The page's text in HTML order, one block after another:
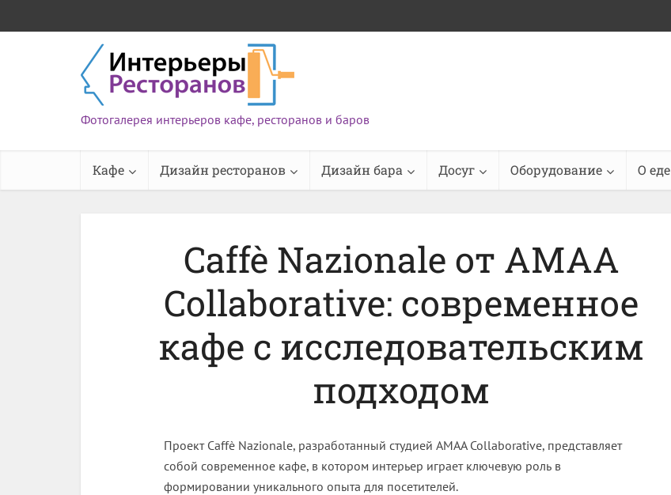
Фотогалерея интерьеров кафе, ресторанов и баров
Кафе Дизайн ресторанов Дизайн бара Досуг Оборудование О еде
Caffè Nazionale от AMAA
Collaborative: современное
кафе с исследовательским
подходом
Проект Caffè Nazionale, разработанный студией AMAA Collaborative, представляет
собой современное кафе, в котором интерьер играет ключевую роль в
формировании уникального опыта для посетителей.